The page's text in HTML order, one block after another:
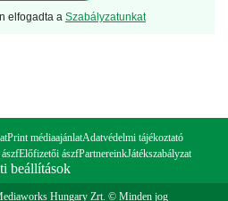
elfogadta a Szabályzatunkat
Print médiaajánlatAdatvédelmi tájékoztató
Előfizetői ászfPartnereinkJátékszabályzat
beállítások
Hungary Zrt. © Minden jog